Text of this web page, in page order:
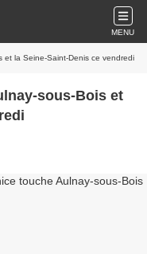
MENU
et la Seine-Saint-Denis ce vendredi
sous-Bois et